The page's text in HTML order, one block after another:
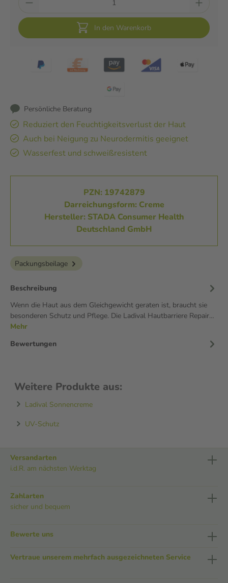
In den Warenkorb
Persönliche Beratung
Reduziert den Feuchtigkeitsverlust der Haut
Auch bei Neigung zu Neurodermitis geeignet
Wasserfest und schweißresistent
PZN: 19742879
Darreichungsform: Creme
Hersteller: STADA Consumer Health
Deutschland GmbH
Packungsbeilage
Beschreibung
Wenn die Haut aus dem Gleichgewicht geraten ist, braucht sie
besonderen Schutz und Pflege. Die Ladival Hautbarriere Repair…
Mehr
Bewertungen
Weitere Produkte aus:
Ladival Sonnencreme
UV-Schutz
Versandarten
i.d.R. am nächsten Werktag
Zahlarten
sicher und bequem
Bewerte uns
Vertraue unserem mehrfach ausgezeichneten Service